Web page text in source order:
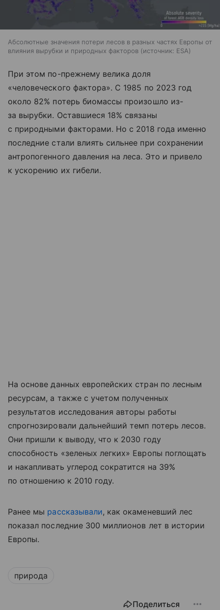
Абсолютные значения потери лесов в разных частях Европы от
влияния вырубки и природных факторов
источник: ESA
При этом по-прежнему велика доля
«человеческого фактора». С 1985 по 2023 год
около 82% потерь биомассы произошло из-
за вырубки. Оставшиеся 18% связаны
с природными факторами. Но с 2018 года именно
последние стали влиять сильнее при сохранении
антропогенного давления на леса. Это и привело
к ускорению их гибели.
На основе данных европейских стран по лесным
ресурсам, а также с учетом полученных
результатов исследования авторы работы
спрогнозировали дальнейший темп потерь лесов.
Они пришли к выводу, что к 2030 году
способность «зеленых легких» Европы поглощать
и накапливать углерод сократится на 39%
по отношению к 2010 году.
Ранее мы рассказывали, как окаменевший лес
показал последние 300 миллионов лет в истории
Европы.
природа
Поделиться